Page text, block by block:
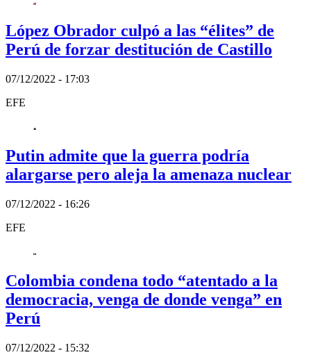
López Obrador culpó a las “élites” de
Perú de forzar destitución de Castillo
07/12/2022 - 17:03
EFE
Putin admite que la guerra podría
alargarse pero aleja la amenaza nuclear
07/12/2022 - 16:26
EFE
Colombia condena todo “atentado a la
democracia, venga de donde venga” en
Perú
07/12/2022 - 15:32